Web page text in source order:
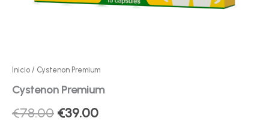
Inicio / Cystenon Premium
Cystenon Premium
€78.00 El
€39.00El